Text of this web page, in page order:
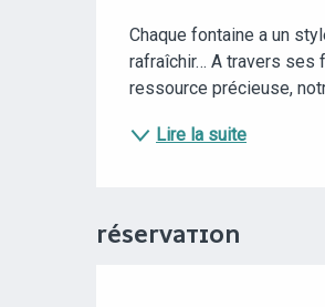
Chaque fontaine a un
rafraîchir… A travers ses
ressource précieuse,
Lire la suite
RÉSERVATION